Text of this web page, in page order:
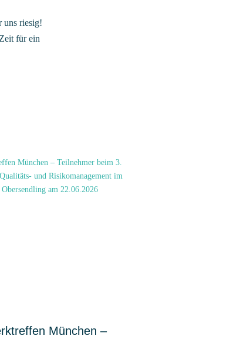
uns riesig!
für ein
München –